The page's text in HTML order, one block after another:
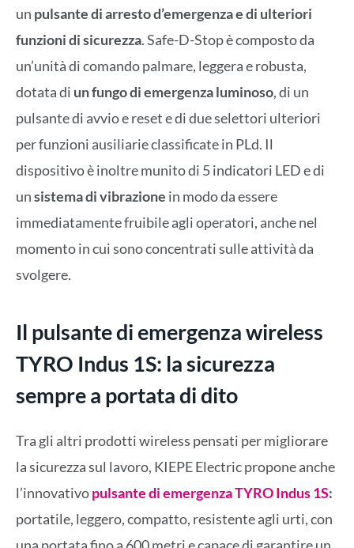
un pulsante di arresto d’emergenza e di ulteriori
funzioni di sicurezza. Safe-D-Stop è composto da
un’unità di comando palmare, leggera e robusta,
dotata di un fungo di emergenza luminoso, di un
pulsante di avvio e reset e di due selettori ulteriori
per funzioni ausiliarie classificate in PLd. Il
dispositivo è inoltre munito di 5 indicatori LED e di
unsistema di vibrazione in modo da essere
immediatamente fruibile agli operatori, anche nel
momento in cui sono concentrati sulle attività da
svolgere.
Il pulsante di emergenza wireless
TYRO Indus 1S: la sicurezza
sempre a portata di dito
Tra gli altri prodotti wireless pensati per migliorare
la sicurezza sul lavoro, KIEPE Electric propone anche
l’innovativopulsante di emergenza TYRO Indus 1S:
portatile, leggero, compatto, resistente agli urti, con